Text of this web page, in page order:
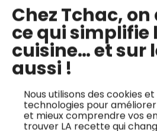
Chez Tchac,
ce qui simplifie
cuisine… et sur
aussi !
Nous utilisons des cookies
technologies pour
et mieux comprendre vos
trouver LA recette qui
Les cours en